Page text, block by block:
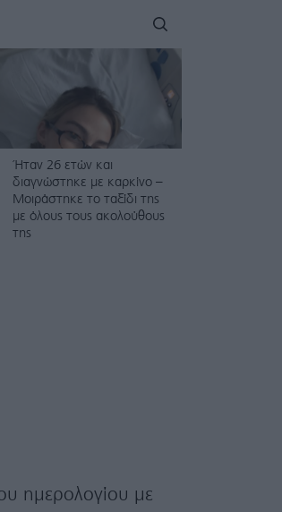
Ήταν 26 ετών και
διαγνώστηκε με καρκίνο –
Μοιράστηκε το ταξίδι της
με όλους τους ακολούθους
της
ημερολογίου με